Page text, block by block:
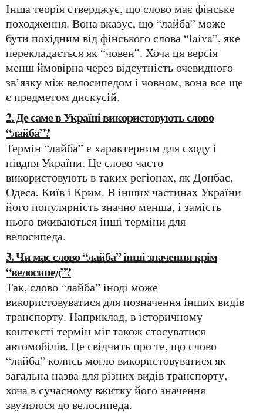
Інша теорія стверджує, що слово має фінське
походження. Вона вказує, що “лайба” може
бути похідним від фінського слова “laiva”, яке
перекладається як “човен”. Хоча ця версія
менш ймовірна через відсутність очевидного
зв’язку між велосипедом і човном, вона все ще
є предметом дискусій.
2. Де саме в Україні використовують слово
“лайба”?
Термін “лайба” є характерним для сходу і
півдня України. Це слово часто
використовують в таких регіонах, як Донбас,
Одеса, Київ і Крим. В інших частинах України
його популярність значно менша, і замість
нього вживаються інші терміни для
велосипеда.
3. Чи має слово “лайба” інші значення крім
“велосипед”?
Так, слово “лайба” іноді може
використовуватися для позначення інших видів
транспорту. Наприклад, в історичному
контексті термін міг також стосуватися
автомобілів. Це свідчить про те, що слово
“лайба” колись могло використовуватися як
загальна назва для різних видів транспорту,
хоча в сучасному вжитку його значення
звузилося до велосипеда.